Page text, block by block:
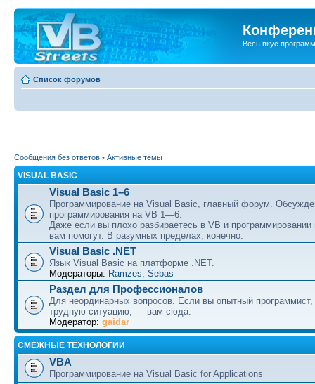
Весь вкус
Список форумов
Сообщения без ответов • Активные темы
VISUAL BASIC
Visual Basic 1–6
Программирование на Visual Basic, главный форум.
программирования на VB 1—6.
Даже если вы плохо разбираетесь в VB и
вам помогут. В разумных пределах, конечно.
Visual Basic .NET
Язык Visual Basic на платформе .NET.
Модераторы: Ramzes, Sebas
Раздел для Профессионалов
Для неординарных вопросов. Если вы опытный
трудную ситуацию, — вам сюда.
Модератор: gaidar
СМЕЖНЫЕ ТЕХНОЛОГИИ
VBA
Программирование на Visual Basic for Applications